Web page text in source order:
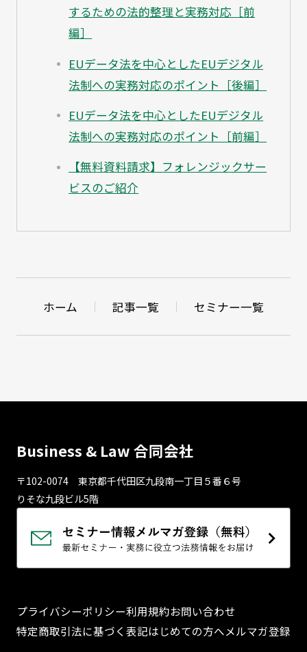
するための法的整理と実務対応［前
編］
EUデータ法を中心としたEUデジタル
法制への実務対応のポイント［後編］
EUデータ法を中心としたEUデジタル
法制への実務対応のポイント［前編］
【無料資料請求】フォレンジックサー
ビスのご紹介
ホーム 記事一覧 セミナー一覧
Business & Law 合同会社
〒102-0074 東京都千代⽥区九段南⼀丁⽬５番６号
りそな九段ビル5階
プライバシーポリシー利用規約お問い合わせ
特定商取引法に基づく表記はじめての方へメルマガ登録